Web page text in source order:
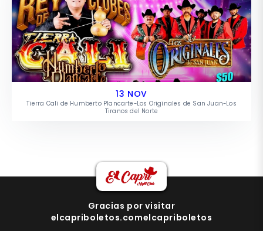
13 NOV
Tierra Cali de Humberto Plancarte-Los Originales de San Juan-Los
Tiranos del Norte
Gracias por visitar
elcapriboletos.comelcapriboletos